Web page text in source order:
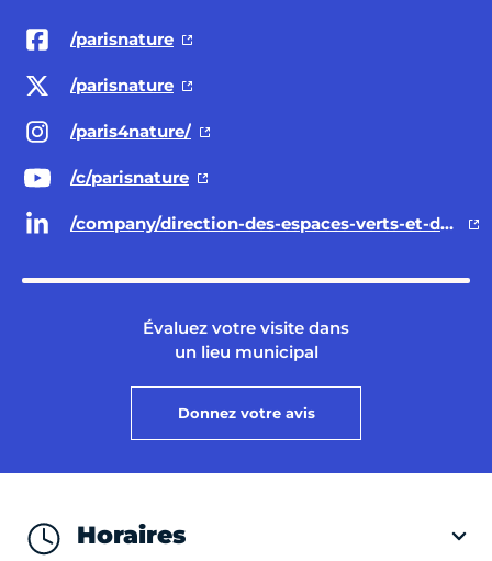
/parisnature
/parisnature
/paris4nature/
/c/parisnature
/company/direction-des-espaces-verts-et-de-l-environnement-ville-de-paris/
Évaluez votre visite dans
un lieu municipal
Donnez votre avis
Horaires